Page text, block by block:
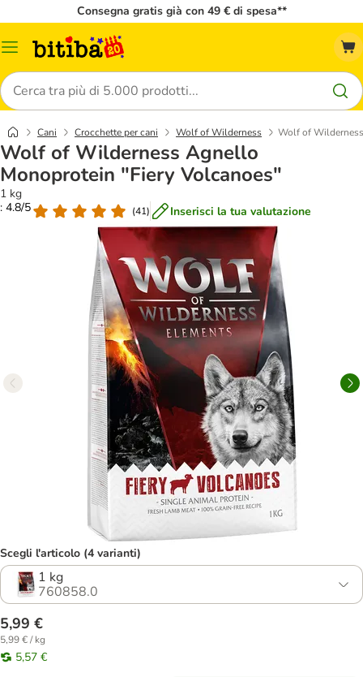
Consegna gratis già con 49 € di spesa**
Overview
Cerca
Cani Crocchette per cani Wolf of Wilderness Wolf of
Wolf of Wilderness Agnello
Monoprotein "Fiery Volcanoes"
1 kg
: 4.8/5
(41) Inserisci la tua valutazione
Scegli l'articolo (4 varianti)
1 kg
760858.0
5,99 €
5,99 € / kg
5,57 €